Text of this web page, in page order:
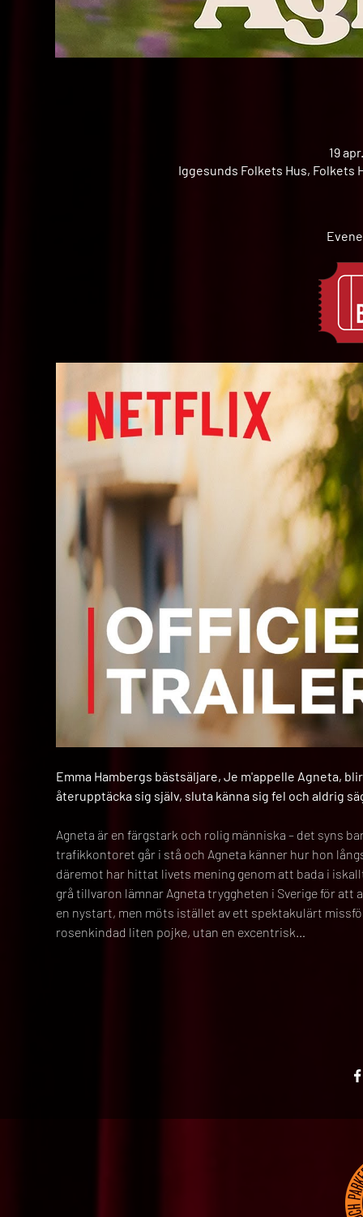
19
Iggesunds Folkets Hus, Folkets
Emma Hambergs bästsäljare, Je m'appelle Agneta,
återupptäcka sig själv, sluta känna sig fel och aldrig
Agneta är en färgstark och rolig människa – det syns
trafikkontoret går i stå och Agneta känner hur hon
däremot har hittat livets mening genom att bada i
grå tillvaron lämnar Agneta tryggheten i Sverige för
en nystart, men möts istället av ett spektakulärt
rosenkindad liten pojke, utan en excentrisk…